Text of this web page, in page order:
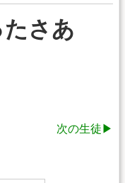
さあ
次の生徒▶